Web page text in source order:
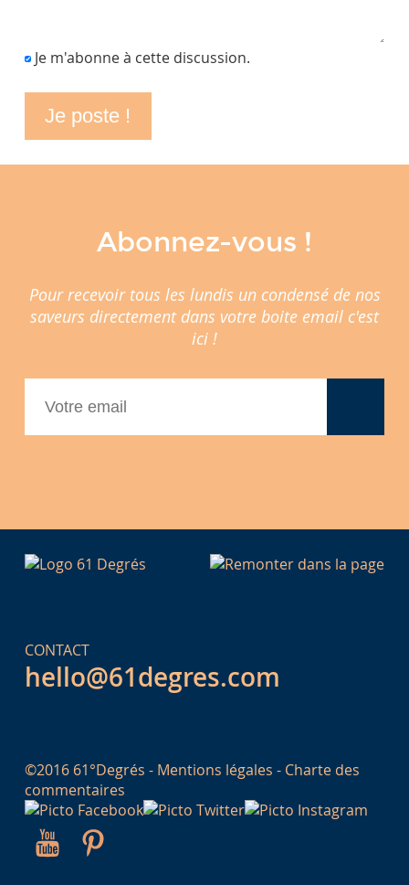
Je m'abonne à cette discussion.
Abonnez-vous !
Pour recevoir tous les lundis un condensé de nos
saveurs directement dans votre boite email c'est
ici !
CONTACT
hello@61degres.com
©2016 61°Degrés - Mentions légales - Charte des
commentaires